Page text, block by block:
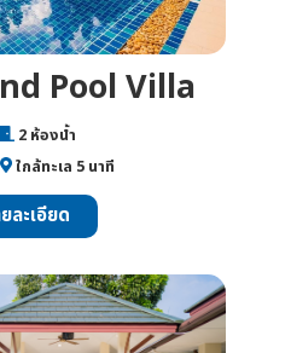
Pool Villa
2 ห้องน้ำ
ใกล้ทะเล 5 นาที
ละเอียด